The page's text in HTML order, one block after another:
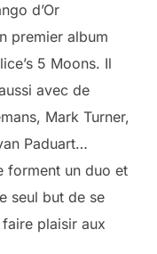
d’Or
premier album
5 Moons. Il
avec de
Mark Turner,
Paduart…
forment un duo et
seul but de se
plaisir aux